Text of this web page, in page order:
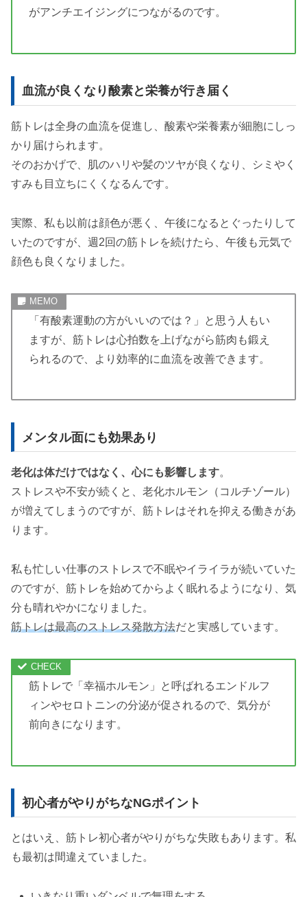
がアンチエイジングにつながるのです。
血流が良くなり酸素と栄養が行き届く
筋トレは全身の血流を促進し、酸素や栄養素が細胞にしっ
かり届けられます。
そのおかげで、肌のハリや髪のツヤが良くなり、シミやく
すみも目立ちにくくなるんです。
実際、私も以前は顔色が悪く、午後になるとぐったりして
いたのですが、週2回の筋トレを続けたら、午後も元気で
顔色も良くなりました。
「有酸素運動の方がいいのでは？」と思う人もい
ますが、筋トレは心拍数を上げながら筋肉も鍛え
られるので、より効率的に血流を改善できます。
メンタル面にも効果あり
老化は体だけではなく、心にも影響します。
ストレスや不安が続くと、老化ホルモン（コルチゾール）
が増えてしまうのですが、筋トレはそれを抑える働きがあ
ります。
私も忙しい仕事のストレスで不眠やイライラが続いていた
のですが、筋トレを始めてからよく眠れるようになり、気
分も晴れやかになりました。
筋トレは最高のストレス発散方法だと実感しています。
筋トレで「幸福ホルモン」と呼ばれるエンドルフ
ィンやセロトニンの分泌が促されるので、気分が
前向きになります。
初心者がやりがちなNGポイント
とはいえ、筋トレ初心者がやりがちな失敗もあります。私
も最初は間違えていました。